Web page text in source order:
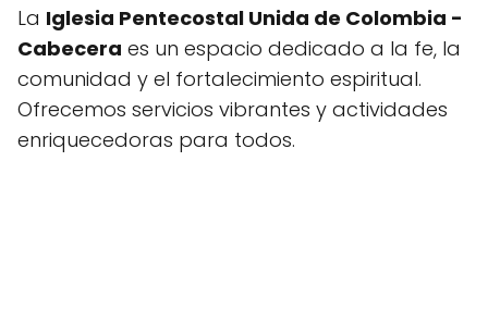
La Iglesia Pentecostal Unida de Colombia -
Cabecera es un espacio dedicado a la fe, la
comunidad y el fortalecimiento espiritual.
Ofrecemos servicios vibrantes y actividades
enriquecedoras para todos.